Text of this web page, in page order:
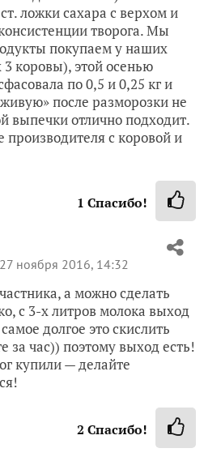
ложки сахара с верхом и
творога. Мы
покупаем у наших
3 коровы), этой осенью
по 0,5 и 0,25 кг и
после разморозки не
выпечки отлично подходит.
производителя с коровой и
1 Спасибо!
27 ноября 2016, 14:32
а можно сделать
с 3-х литров молока выход
долгое это скислить
за час)) поэтому выход есть!
купили — делайте
2 Спасибо!